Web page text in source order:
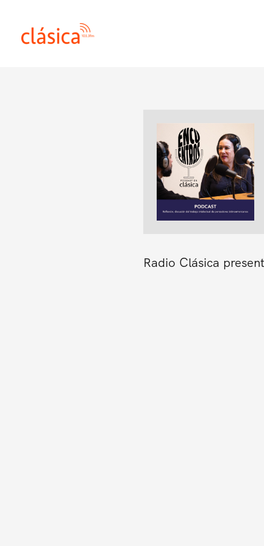
contenido
Radio Clásica